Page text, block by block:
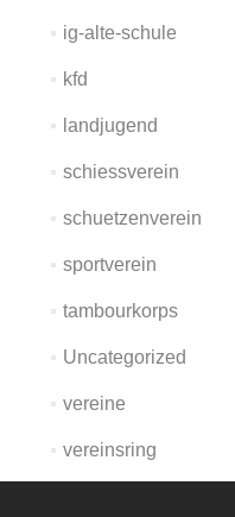
ig-alte-schule
kfd
landjugend
schiessverein
schuetzenverein
sportverein
tambourkorps
Uncategorized
vereine
vereinsring